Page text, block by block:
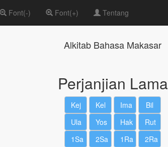
Font(-) Font(+) Tentang
Alkitab Bahasa Makasar
Perjanjian Lama
Kej Kel Ima
Bil
Ula
Yos Hak
Rut
1Sa
2Sa 1Ra
2Ra